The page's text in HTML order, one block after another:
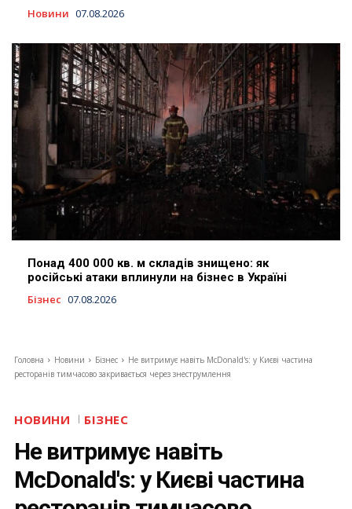
Новини 07.08.2026
Понад 400 000 кв. м складів знищено: як
російські атаки вплинули на бізнес в Україні
Бізнес 07.08.2026